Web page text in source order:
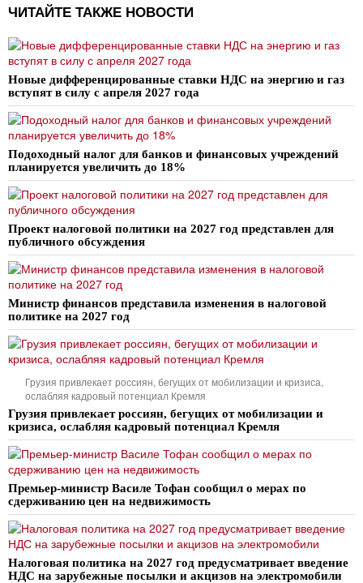
ЧИТАЙТЕ ТАКЖЕ НОВОСТИ
Новые дифференцированные ставки НДС на энергию и газ
вступят в силу с апреля 2027 года
Подоходный налог для банков и финансовых учреждений
планируется увеличить до 18%
Проект налоговой политики на 2027 год представлен для
публичного обсуждения
Министр финансов представила изменения в налоговой
политике на 2027 год
Грузия привлекает россиян, бегущих от мобилизации и кризиса,
ослабляя кадровый потенциал Кремля
Грузия привлекает россиян, бегущих от мобилизации и
кризиса, ослабляя кадровый потенциал Кремля
Премьер-министр Василе Тофан сообщил о мерах по
сдерживанию цен на недвижимость
Налоговая политика на 2027 год предусматривает введение
НДС на зарубежные посылки и акцизов на электромобили